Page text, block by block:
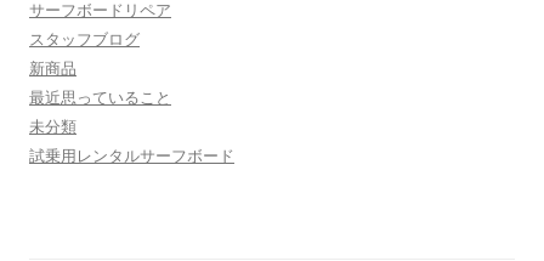
サーフボードリペア
スタッフブログ
新商品
最近思っていること
未分類
試乗用レンタルサーフボード